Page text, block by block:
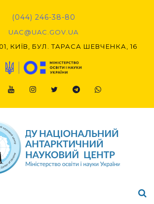
(044) 246-38-80
UAC@UAC.GOV.UA​​
КИЇВ, БУЛ. ТАРАСА ШЕВЧЕНКА, 16